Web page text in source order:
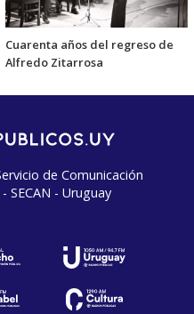
Cuarenta años del regreso de
Alfredo Zitarrosa
de Comunicación
SECAN - Uruguay